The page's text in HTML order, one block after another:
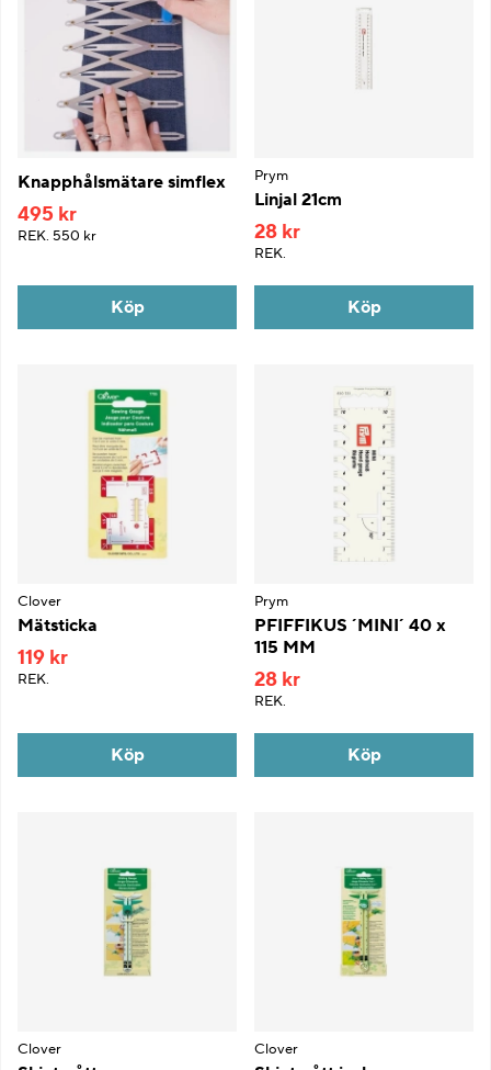
Knapphålsmätare simflex
495 kr
REK. 550 kr
Köp
Prym
Linjal 21cm
28 kr
REK.
Köp
Clover
Mätsticka
119 kr
REK.
Köp
Prym
PFIFFIKUS ´MINI´ 40 x
115 MM
28 kr
REK.
Köp
Clover Clover